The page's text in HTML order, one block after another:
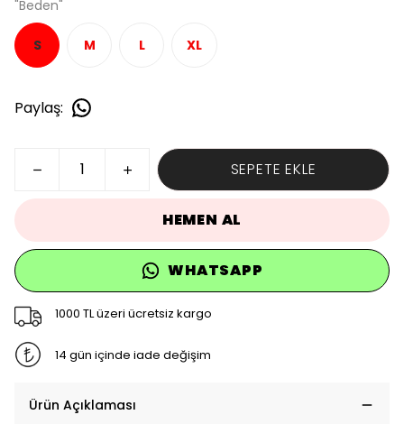
"Beden"
S M L XL
Paylaş:
SEPETE EKLE
HEMEN AL
WHATSAPP
1000 TL üzeri ücretsiz kargo
14 gün içinde iade değişim
Ürün Açıklaması